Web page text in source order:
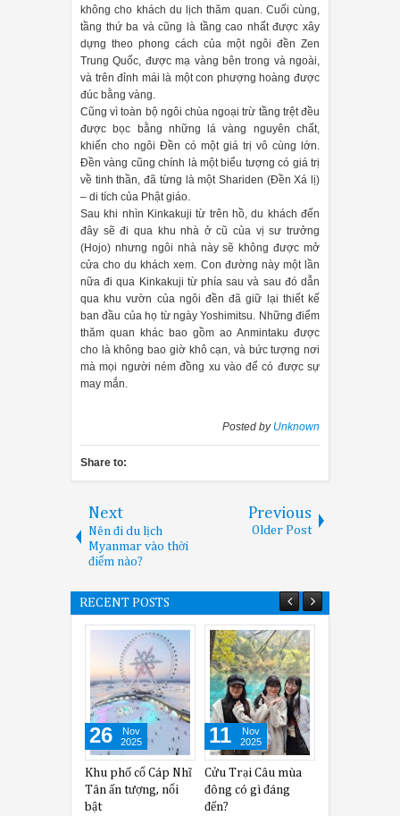
không cho khách du lịch thăm quan. Cuối cùng,
tầng thứ ba và cũng là tầng cao nhất được xây
dựng theo phong cách của một ngôi đền Zen
Trung Quốc, được mạ vàng bên trong và ngoài,
và trên đỉnh mái là một con phượng hoàng được
đúc bằng vàng.
Cũng vì toàn bộ ngôi chùa ngoại trừ tầng trệt đều
được bọc bằng những lá vàng nguyên chất,
khiến cho ngôi Đền có một giá trị vô cùng lớn.
Đền vàng cũng chính là một biểu tượng có giá trị
về tinh thần, đã từng là một Shariden (Đền Xá lị)
– di tích của Phật giáo.
Sau khi nhìn Kinkakuji từ trên hồ, du khách đến
đây sẽ đi qua khu nhà ở cũ của vị sư trưởng
(Hojo) nhưng ngôi nhà này sẽ không được mở
cửa cho du khách xem. Con đường này một lần
nữa đi qua Kinkakuji từ phía sau và sau đó dẫn
qua khu vườn của ngôi đền đã giữ lại thiết kế
ban đầu của họ từ ngày Yoshimitsu. Những điểm
thăm quan khác bao gồm ao Anmintaku được
cho là không bao giờ khô cạn, và bức tượng nơi
mà mọi người ném đồng xu vào để có được sự
may mắn.
Posted by Unknown
Share to:
Next
Nên đi du lịch
Myanmar vào thời
điểm nào?
Previous
Older Post
RECENT POSTS
Khu phố cổ Cáp Nhĩ
Tân ấn tượng, nổi
Nov
2025
Cửu Trại Câu mùa
đông có gì đáng
11
Nov
2025
Kinh nghiệm khi
tham gia Canton
02